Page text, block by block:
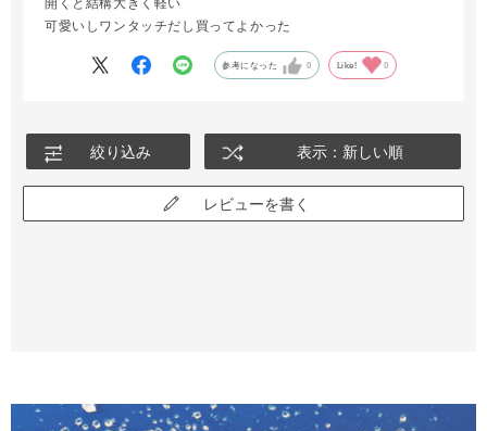
開くと結構大きく軽い
可愛いしワンタッチだし買ってよかった
参考になった 0 Like! 0
絞り込み 表示：新しい順
レビューを書く